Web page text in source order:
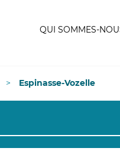
QUI SOMMES-
Espinasse-Vozelle